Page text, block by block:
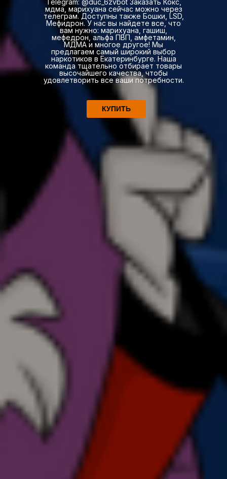
мдма, марихуана сейчас можно через
телеграм. Доступны также Бошки, LSD,
Мефидрон. У нас вы найдете все, что
вам нужно: марихуана, гашиш,
мефедрон, альфа ПВП, амфетамин,
МДМА и многое другое! Мы
предлагаем самый широкий выбор
наркотиков в Екатеринбурге. Наша
команда тщательно отбирает товары
высочайшего качества, чтобы
удовлетворить все ваши потребности.
КУПИТЬ